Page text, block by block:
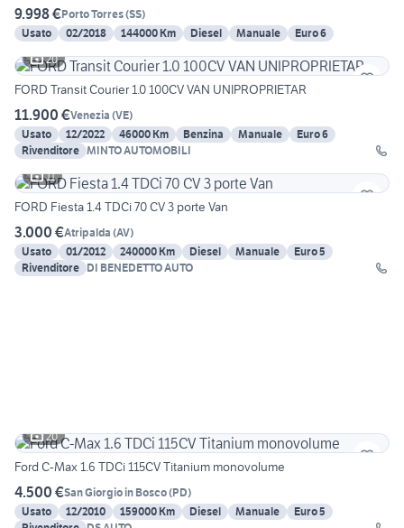
9.998 €Porto Torres(SS)
Usato
02/2018 144000 Km Diesel Manuale
Euro 6
20
FORD Transit Courier 1.0 100CV VAN UNIPROPRIETAR
11.900 €Venezia (VE)
Usato
12/2022 46000 Km Benzina Manuale
Euro 6
Rivenditore MINTO AUTOMOBILI
11
FORD Fiesta 1.4 TDCi 70 CV 3 porte Van
3.000 €Atripalda (AV)
Usato
01/2012 240000 Km Diesel Manuale
Euro 5
Rivenditore DI BENEDETTO AUTO
20
Ford C-Max 1.6 TDCi 115CV Titanium monovolume
4.500 €San Giorgio in Bosco(PD)
Usato
12/2010 159000 Km Diesel Manuale
Euro 5